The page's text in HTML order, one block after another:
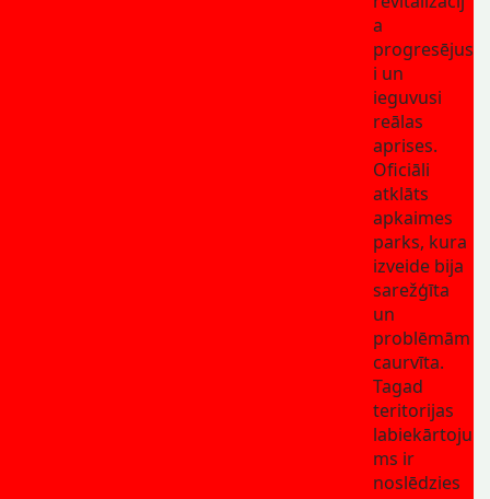
a
progresējus
i un
ieguvusi
reālas
aprises.
Oficiāli
atklāts
apkaimes
parks, kura
izveide bija
sarežģīta
un
problēmām
caurvīta.
Tagad
teritorijas
labiekārtoju
ms ir
noslēdzies